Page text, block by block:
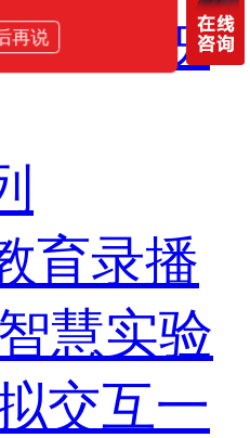
片放映
育录播
慧实验
交互一
再说